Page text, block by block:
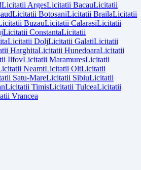
Licitatii ArgesLicitatii BacauLicitatii
Licitatii BotosaniLicitatii BrailaLicitatii
BuzauLicitatii CalarasiLicitatii
Licitatii ConstantaLicitatii
Licitatii DoljLicitatii GalatiLicitatii
HarghitaLicitatii HunedoaraLicitatii
IlfovLicitatii MaramuresLicitatii
NeamtLicitatii OltLicitatii
Satu-MareLicitatii SibiuLicitatii
Licitatii TimisLicitatii TulceaLicitatii
Vrancea